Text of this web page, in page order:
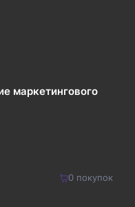
маркетингового
0покупок